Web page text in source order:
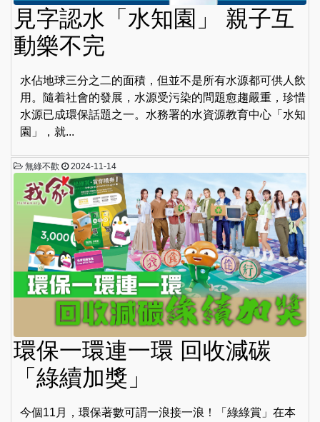
見字認水「水知園」 親子互
動樂不完
水佔地球三分之二的面積，但並不是所有水源都可供人飲
用。隨着社會的發展，水源受污染的問題愈趨嚴重，珍惜
水源已成環保話題之一。水務署的水資源教育中心「水知
園」，就...
無綠不歡 2024-11-14
環保一環連一環 回收減碳
「綠續加獎」
今個11月，環保著數可謂一浪接一浪！「綠綠賞」在本